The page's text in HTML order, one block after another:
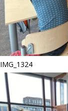
IMG_1324